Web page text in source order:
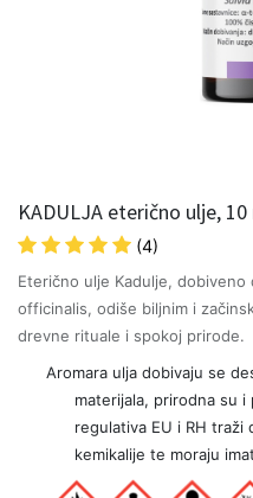
KADULJA eterično ulje,
(4)
Eterično ulje Kadulje, dobiveno
officinalis, odiše biljnim i
drevne rituale i spokoj prirode.
Aromara ulja dobivaju se
materijala, prirodna su
regulativa EU i RH traži
kemikalije te moraju